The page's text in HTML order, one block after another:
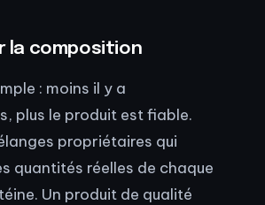
la composition
: moins il y a
plus le produit est fiable.
propriétaires qui
quantités réelles de chaque
Un produit de qualité